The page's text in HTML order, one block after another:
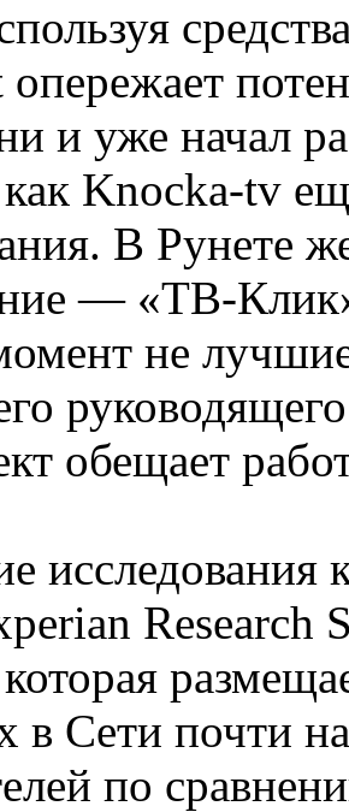
и уже начал
Knocka-tv
В Рунете
— «ТВ-
не
обещает
Research
в Сети почти
по